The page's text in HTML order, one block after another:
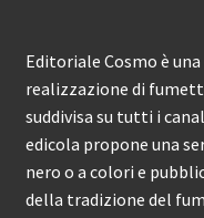
Editoriale Cosmo è
realizzazione di
suddivisa su tutti i
edicola propone una
nero o a colori e
della tradizione del